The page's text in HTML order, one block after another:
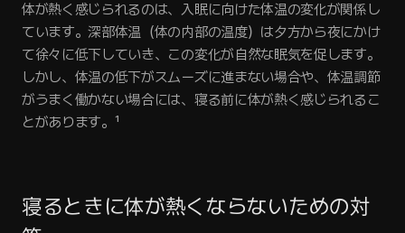
体が熱く感じられるのは、入眠に向けた体温の変化が関係し
ています。深部体温（体の内部の温度）は夕方から夜にかけ
て徐々に低下していき、この変化が自然な眠気を促します。
しかし、体温の低下がスムーズに進まない場合や、体温調節
がうまく働かない場合には、寝る前に体が熱く感じられるこ
とがあります。¹
寝るときに体が熱くならないための対